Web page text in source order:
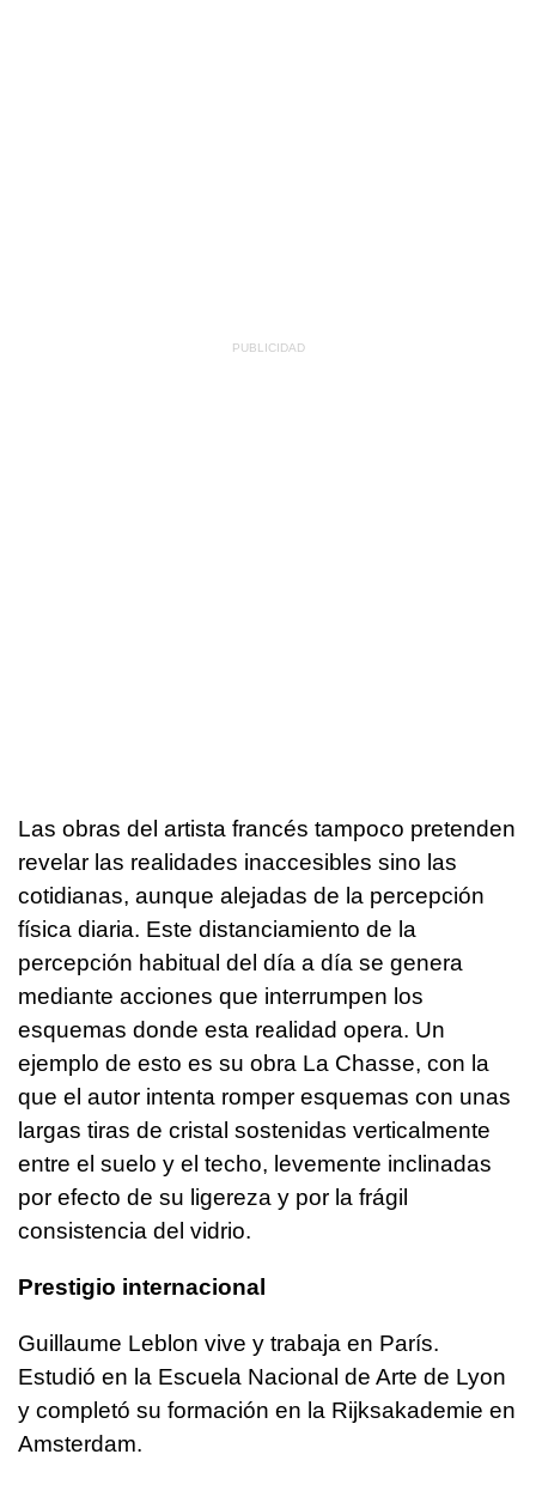
Las obras del artista francés tampoco pretenden
revelar las realidades inaccesibles sino las
cotidianas, aunque alejadas de la percepción
física diaria. Este distanciamiento de la
percepción habitual del día a día se genera
mediante acciones que interrumpen los
esquemas donde esta realidad opera. Un
ejemplo de esto es su obra La Chasse, con la
que el autor intenta romper esquemas con unas
largas tiras de cristal sostenidas verticalmente
entre el suelo y el techo, levemente inclinadas
por efecto de su ligereza y por la frágil
consistencia del vidrio.
Prestigio internacional
Guillaume Leblon vive y trabaja en París.
Estudió en la Escuela Nacional de Arte de Lyon
y completó su formación en la Rijksakademie en
Amsterdam.